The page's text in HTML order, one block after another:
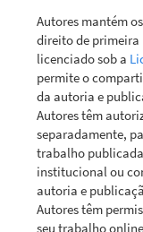
Autores mantém
direito de
licenciado sob a
permite o
da autoria e
Autores têm
separadamente,
trabalho
institucional ou
autoria e
Autores têm
seu trabalho